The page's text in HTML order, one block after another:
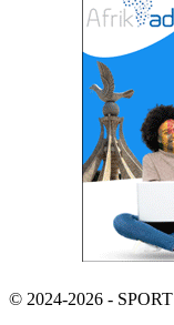
© 2024-2026 -